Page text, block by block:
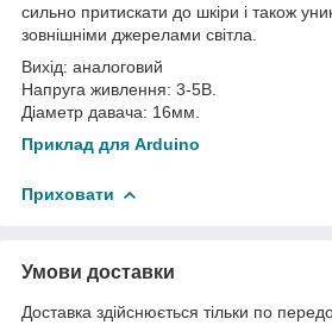
сильно притискати до шкіри і також
зовнішніми джерелами світла.
Вихід: аналоговий
Напруга живлення: 3-5В.
Діаметр давача: 16мм.
Приклад для Arduino
Приховати
Умови доставки
Доставка здійснюється тільки по